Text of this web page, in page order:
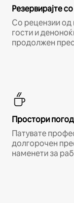
Резервирајте
Со рецензии од
гости и
продолжен
Простори
Патувате
долгорочен
наменети за